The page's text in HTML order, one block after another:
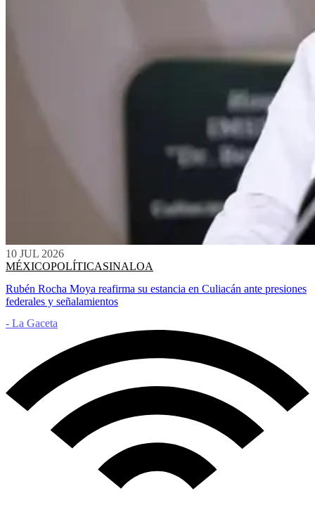
10 JUL 2026
MÉXICOPOLÍTICASINALOA
Rubén Rocha Moya reafirma su estancia en Culiacán ante presiones
federales y señalamientos
- La Gaceta